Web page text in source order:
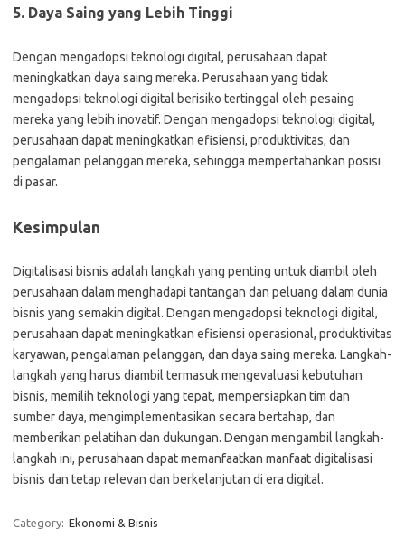
5. Daya Saing yang Lebih Tinggi
Dengan mengadopsi teknologi digital, perusahaan dapat
meningkatkan daya saing mereka. Perusahaan yang tidak
mengadopsi teknologi digital berisiko tertinggal oleh pesaing
mereka yang lebih inovatif. Dengan mengadopsi teknologi digital,
perusahaan dapat meningkatkan efisiensi, produktivitas, dan
pengalaman pelanggan mereka, sehingga mempertahankan posisi
di pasar.
Kesimpulan
Digitalisasi bisnis adalah langkah yang penting untuk diambil oleh
perusahaan dalam menghadapi tantangan dan peluang dalam dunia
bisnis yang semakin digital. Dengan mengadopsi teknologi digital,
perusahaan dapat meningkatkan efisiensi operasional, produktivitas
karyawan, pengalaman pelanggan, dan daya saing mereka. Langkah-
langkah yang harus diambil termasuk mengevaluasi kebutuhan
bisnis, memilih teknologi yang tepat, mempersiapkan tim dan
sumber daya, mengimplementasikan secara bertahap, dan
memberikan pelatihan dan dukungan. Dengan mengambil langkah-
langkah ini, perusahaan dapat memanfaatkan manfaat digitalisasi
bisnis dan tetap relevan dan berkelanjutan di era digital.
Category: Ekonomi & Bisnis